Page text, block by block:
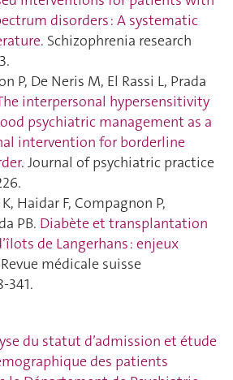
disorders : A systematic
. Schizophrenia research
P, De Neris M, El Rassi L, Prada
interpersonal hypersensitivity
psychiatric management as a
intervention for borderline
. Journal of psychiatric practice
Haidar F, Compagnon P,
PB. Diabète et transplantation
de Langerhans : enjeux
médicale suisse
du statut d’admission et étude
des patients